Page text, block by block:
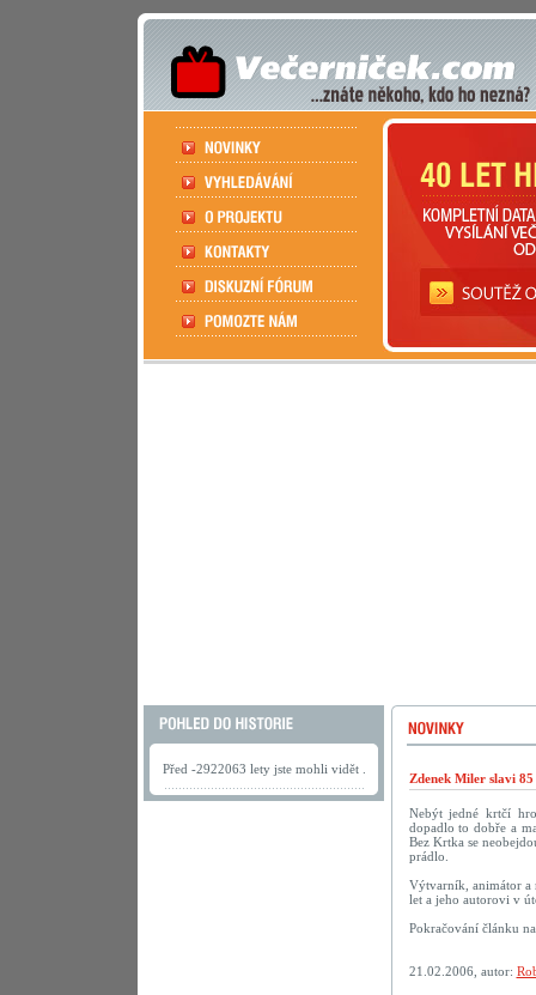
Před -2922063 lety jste mohli vidět .
Zdenek Miler slavi
Nebýt jedné krtčí
dopadlo to dobře a
Bez Krtka se
prádlo.
Výtvarník, animátor a
let a jeho autorovi v
Pokračování článku
21.02.2006, autor: